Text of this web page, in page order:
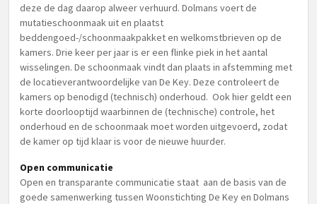
deze de dag daarop alweer verhuurd. Dolmans voert de
mutatieschoonmaak uit en plaatst
beddengoed-/schoonmaakpakket en welkomstbrieven op de
kamers. Drie keer per jaar is er een flinke piek in het aantal
wisselingen. De schoonmaak vindt dan plaats in afstemming met
de locatieverantwoordelijke van De Key. Deze controleert de
kamers op benodigd (technisch) onderhoud. Ook hier geldt een
korte doorlooptijd waarbinnen de (technische) controle, het
onderhoud en de schoonmaak moet worden uitgevoerd, zodat
de kamer op tijd klaar is voor de nieuwe huurder.
Open communicatie
Open en transparante communicatie staat aan de basis van de
goede samenwerking tussen Woonstichting De Key en Dolmans